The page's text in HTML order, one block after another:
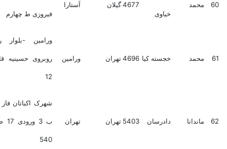
محمد گیلان
فیروزی ط چهارم
محمد خجسته کیا 4696 تهران
ورامین -بلوار رسالت-
روبروی حسینیه قائم- پ
ماندانا دادرسان 5403 تهران
شهرک اکباتان فاز 1 بلوک
ب 3 ورودی 17 ط 4 پ